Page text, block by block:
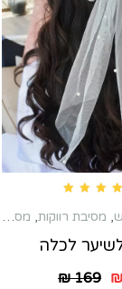
, מסיבת רווקות, מסרקיות שיער לכלה
לשיער לכלה
₪169 ₪